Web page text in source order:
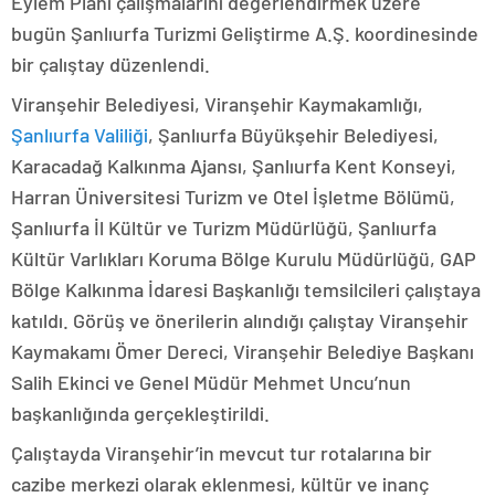
bugün Şanlıurfa Turizmi Geliştirme A.Ş. koordinesinde
bir çalıştay düzenlendi.
Viranşehir Belediyesi, Viranşehir Kaymakamlığı,
Şanlıurfa Valiliği, Şanlıurfa Büyükşehir Belediyesi,
Karacadağ Kalkınma Ajansı, Şanlıurfa Kent Konseyi,
Harran Üniversitesi Turizm ve Otel İşletme Bölümü,
Şanlıurfa İl Kültür ve Turizm Müdürlüğü, Şanlıurfa
Kültür Varlıkları Koruma Bölge Kurulu Müdürlüğü, GAP
Bölge Kalkınma İdaresi Başkanlığı temsilcileri çalıştaya
katıldı. Görüş ve önerilerin alındığı çalıştay Viranşehir
Kaymakamı Ömer Dereci, Viranşehir Belediye Başkanı
Salih Ekinci ve Genel Müdür Mehmet Uncu’nun
başkanlığında gerçekleştirildi.
Çalıştayda Viranşehir’in mevcut tur rotalarına bir
cazibe merkezi olarak eklenmesi, kültür ve inanç